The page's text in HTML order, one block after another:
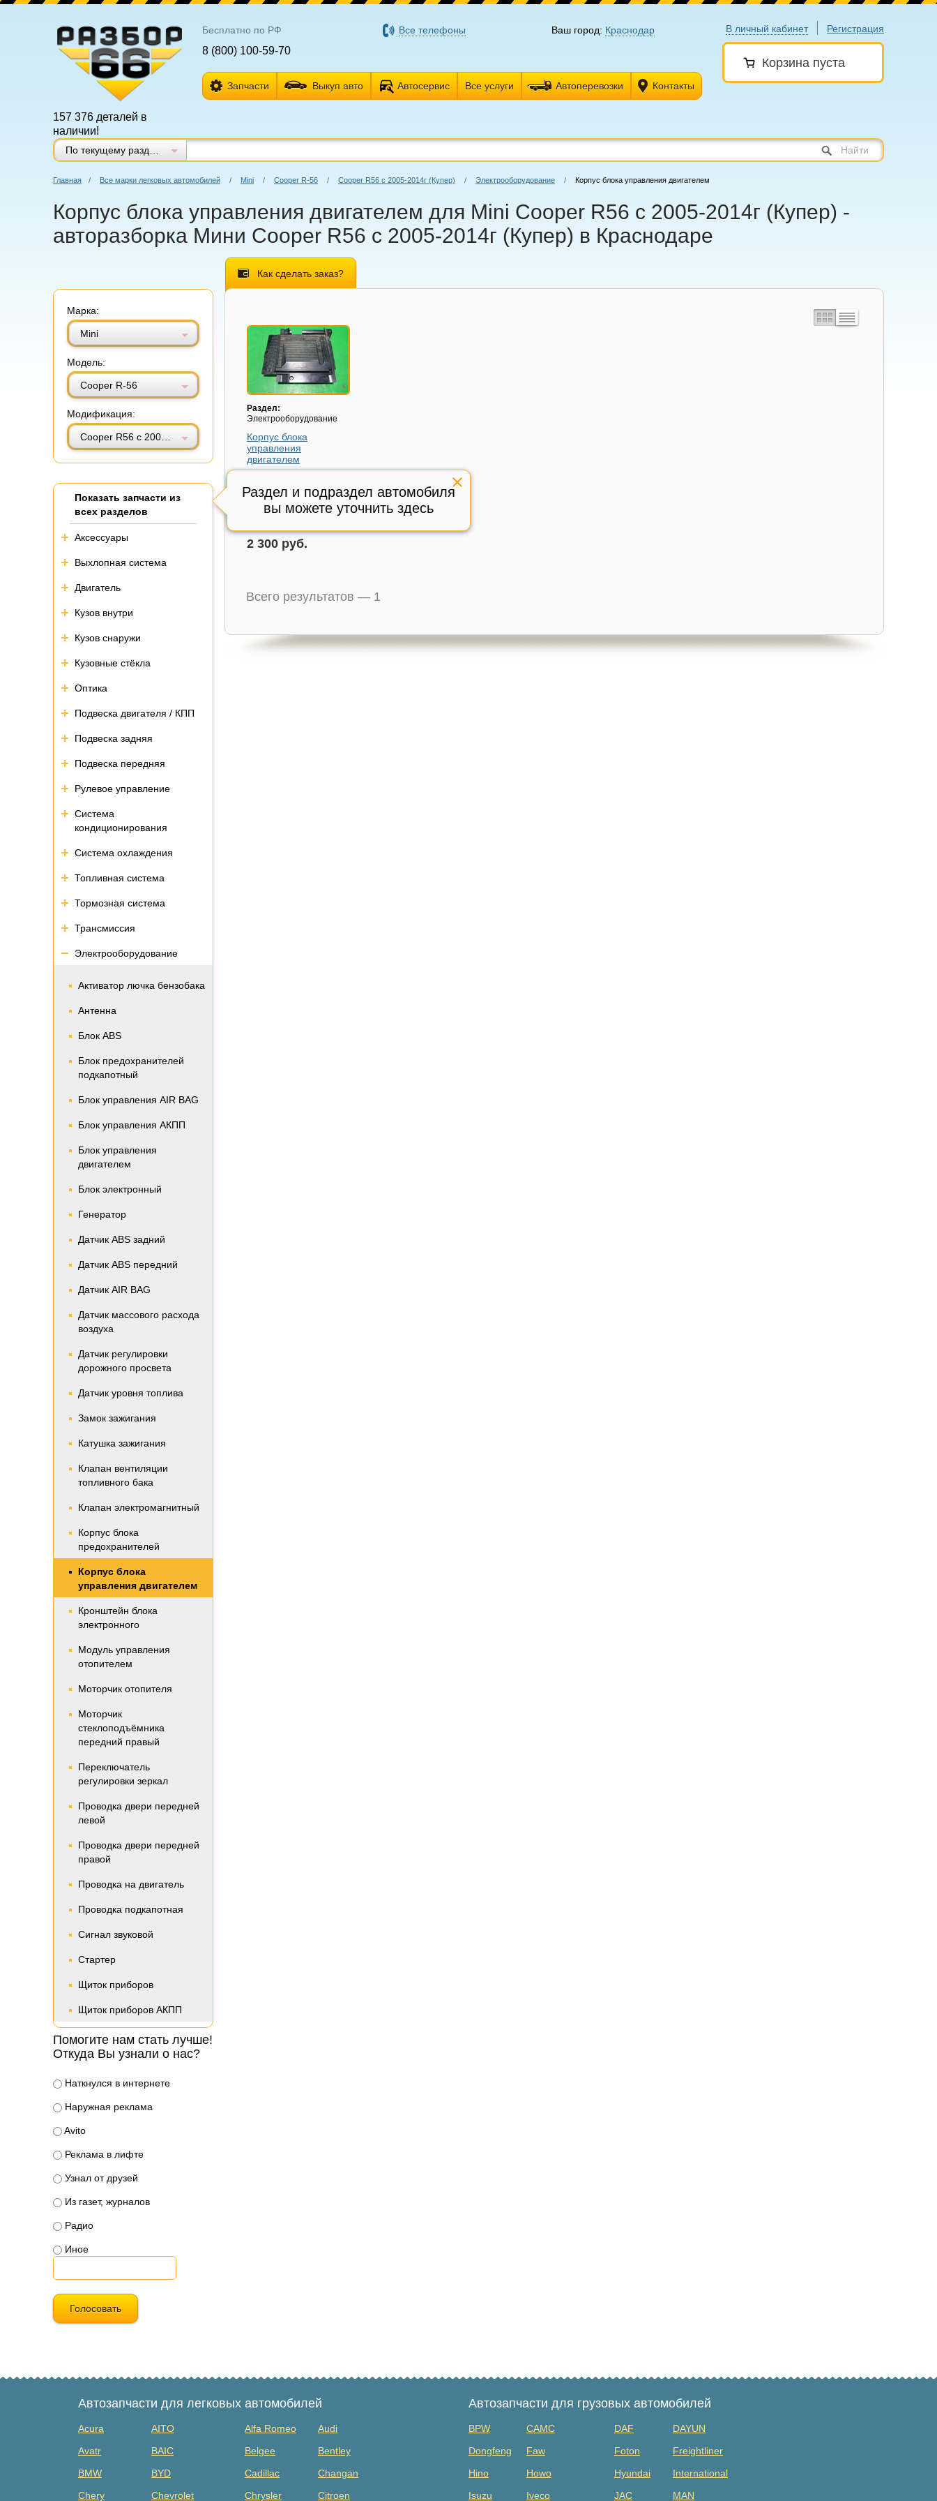
В личный кабинет Регистрация
Корзина пуста
157 376 деталей в
наличии!
Бесплатно по РФ
8 (800) 100-59-70
Все телефоны Ваш город: Краснодар
Запчасти Выкуп авто Автосервис Все услуги Автоперевозки Контакты
Найти
Главная / Все марки легковых автомобилей / Mini / Cooper R-56 / Cooper R56 с 2005-2014г (Купер) / Электрооборудование / Корпус блока управления двигателем
Корпус блока управления двигателем для Mini Cooper R56 с 2005-2014г (Купер) -
авторазборка Мини Cooper R56 с 2005-2014г (Купер) в Краснодаре
Марка:
Mini
Модель:
Cooper R-56
Модификация:
Раздел и подраздел автомобиля
вы можете уточнить здесь
Показать запчасти из
всех разделов
Аксессуары
Выхлопная система
Двигатель
Кузов внутри
Кузов снаружи
Кузовные стёкла
Оптика
Подвеска двигателя / КПП
Подвеска задняя
Подвеска передняя
Рулевое управление
Система
кондиционирования
Система охлаждения
Топливная система
Тормозная система
Трансмиссия
Электрооборудование
Активатор лючка бензобака
Антенна
Блок ABS
Блок предохранителей
подкапотный
Блок управления AIR BAG
Блок управления АКПП
Блок управления
двигателем
Блок электронный
Генератор
Датчик ABS задний
Датчик ABS передний
Датчик AIR BAG
Датчик массового расхода
воздуха
Датчик регулировки
дорожного просвета
Датчик уровня топлива
Замок зажигания
Катушка зажигания
Клапан вентиляции
топливного бака
Клапан электромагнитный
Корпус блока
предохранителей
Корпус блока
управления двигателем
Кронштейн блока
электронного
Модуль управления
отопителем
Моторчик отопителя
Моторчик
стеклоподъёмника
передний правый
Переключатель
регулировки зеркал
Проводка двери передней
левой
Проводка двери передней
правой
Проводка на двигатель
Проводка подкапотная
Сигнал звуковой
Стартер
Щиток приборов
Щиток приборов АКПП
Помогите нам стать лучше!
Откуда Вы узнали о нас?
Наткнулся в интернете
Наружная реклама
Avito
Реклама в лифте
Узнал от друзей
Из газет, журналов
Радио
Иное
Голосовать
Как сделать заказ?
Раздел:
Электрооборудование
Корпус блока
управления
двигателем
R56 с 2005-2014г (Купер)
Состояние:
Повреждение
(см. фото),
2 300 руб.
Всего результатов — 1
Автозапчасти для легковых автомобилей
Acura AITO Alfa Romeo
Audi
Avatr
BAIC Belgee
Bentley
BMW
BYD Cadillac
Changan
Chery
Chevrolet Chrysler Citroen
Автозапчасти для грузовых автомобилей
BPW CAMC DAF
DAYUN
Dongfeng
Faw Foton
Freightliner
Hino
Howo Hyundai
International
Isuzu
Iveco JAC MAN